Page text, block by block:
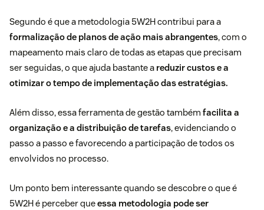
Segundo é que a metodologia 5W2H contribui para a
formalização de planos de ação mais abrangentes, com o
mapeamento mais claro de todas as etapas que precisam
ser seguidas, o que ajuda bastante a reduzir custos e a
otimizar o tempo de implementação das estratégias.
Além disso, essa ferramenta de gestão também facilita a
organização e a distribuição de tarefas, evidenciando o
passo a passo e favorecendo a participação de todos os
envolvidos no processo.
Um ponto bem interessante quando se descobre o que é
5W2H é perceber queessa metodologia pode ser